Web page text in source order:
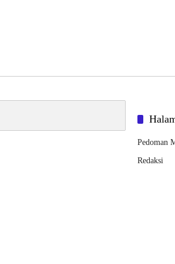
Pedoman
Redaksi